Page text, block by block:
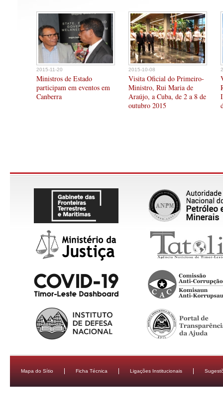
2015-11-20
Ministros de Estado
participam em eventos em
Canberra
2015-10-08
Visita Oficial do Primeiro-
Ministro, Rui Maria de
Araújo, a Cuba, de 2 a 8 de
outubro 2015
Mapa do Sítio Ficha Técnica Ligações Institucionais